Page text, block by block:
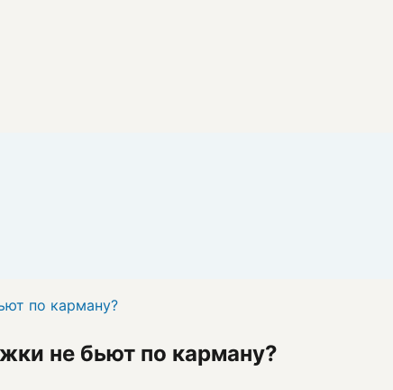
по карману?
не бьют по карману?